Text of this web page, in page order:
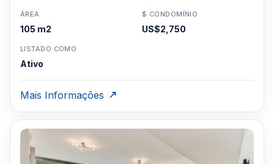
ÁREA
105 m2
$ CONDOMÍNIO
US$2,750
LISTADO COMO
Ativo
Mais Informações